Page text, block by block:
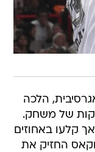
הלכה
ארבע דקות של משחק.
קלעו באחוזים
החזיק את